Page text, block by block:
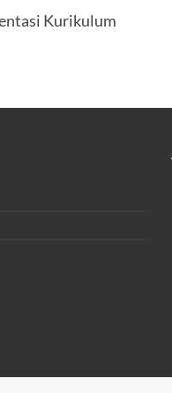
Kurikulum